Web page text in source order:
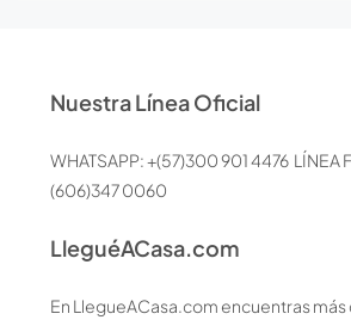
Nuestra Línea Oficial
WHATSAPP: +(57)300 901 4476 LÍNEA
(606)347 0060
LleguéACasa.com
En LlegueACasa.com encuentras